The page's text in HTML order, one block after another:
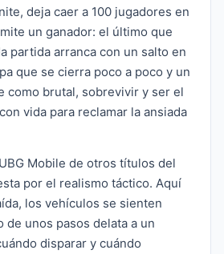
deja caer a 100 jugadores en
un ganador: el último que
partida arranca con un salto en
que se cierra poco a poco y un
como brutal, sobrevivir y ser el
vida para reclamar la ansiada
Mobile de otros títulos del
por el realismo táctico. Aquí
los vehículos se sienten
de unos pasos delata a un
disparar y cuándo